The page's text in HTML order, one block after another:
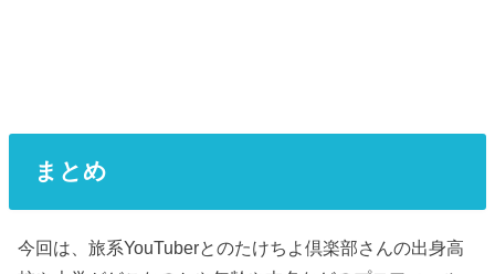
まとめ
今回は、旅系YouTuberとのたけちよ倶楽部さんの出身高